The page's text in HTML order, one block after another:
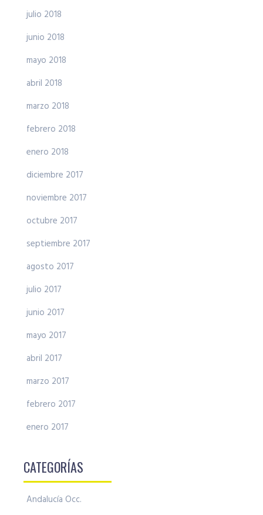
julio 2018
junio 2018
mayo 2018
abril 2018
marzo 2018
febrero 2018
enero 2018
diciembre 2017
noviembre 2017
octubre 2017
septiembre 2017
agosto 2017
julio 2017
junio 2017
mayo 2017
abril 2017
marzo 2017
febrero 2017
enero 2017
CATEGORÍAS
Andalucía Occ.